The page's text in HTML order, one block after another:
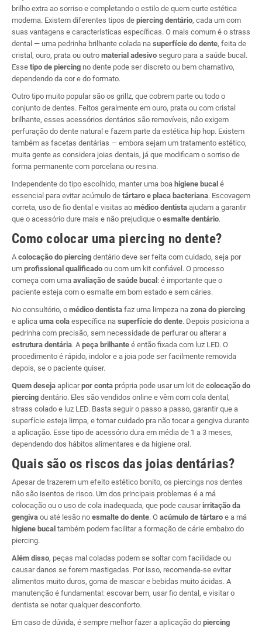
brilho extra ao sorriso e completando o estilo de quem curte estética
moderna. Existem diferentes tipos de piercing dentário, cada um com
suas vantagens e características específicas. O mais comum é o strass
dental — uma pedrinha brilhante colada na superfície do dente, feita de
cristal, ouro, prata ou outro material adesivo seguro para a saúde bucal.
Esse tipo de piercing no dente pode ser discreto ou bem chamativo,
dependendo da cor e do formato.
Outro tipo muito popular são os grillz, que cobrem parte ou todo o
conjunto de dentes. Feitos geralmente em ouro, prata ou com cristal
brilhante, esses acessórios dentários são removíveis, não exigem
perfuração do dente natural e fazem parte da estética hip hop. Existem
também as facetas dentárias — embora sejam um tratamento estético,
muita gente as considera joias dentais, já que modificam o sorriso de
forma permanente com porcelana ou resina.
Independente do tipo escolhido, manter uma boa higiene bucal é
essencial para evitar acúmulo de tártaro e placa bacteriana. Escovagem
correta, uso de fio dental e visitas ao médico dentista ajudam a garantir
que o acessório dure mais e não prejudique o esmalte dentário.
Como colocar uma piercing no dente?
A colocação do piercing dentário deve ser feita com cuidado, seja por
um profissional qualificado ou com um kit confiável. O processo
começa com uma avaliação de saúde bucal : é importante que o
paciente esteja com o esmalte em bom estado e sem cáries.
No consultório, o médico dentista faz uma limpeza na zona do piercing
e aplica uma cola específica na superfície do dente. Depois posiciona a
pedrinha com precisão, sem necessidade de perfurar ou alterar a
estrutura dentária. A peça brilhante é então fixada com luz LED. O
procedimento é rápido, indolor e a joia pode ser facilmente removida
depois, se o paciente quiser.
Quem deseja aplicarpor conta própria pode usar um kit de colocação do
piercing dentário. Eles são vendidos online e vêm com cola dental,
strass colado e luz LED. Basta seguir o passo a passo, garantir que a
superfície esteja limpa, e tomar cuidado pra não tocar a gengiva durante
a aplicação. Esse tipo de acessório dura em média de 1 a 3 meses,
dependendo dos hábitos alimentares e da higiene oral.
Quais são os riscos das joias dentárias?
Apesar de trazerem um efeito estético bonito, os piercings nos dentes
não são isentos de risco. Um dos principais problemas é a má
colocação ou o uso de cola inadequada, que pode causarirritação da
gengiva ou até lesão no esmalte do dente. O acúmulo de tártaro e a má
higiene bucal também podem facilitar a formação de cárie embaixo do
piercing.
Além disso, peças mal coladas podem se soltar com facilidade ou
causar danos se forem mastigadas. Por isso, recomenda-se evitar
alimentos muito duros, goma de mascar e bebidas muito ácidas. A
manutenção é fundamental: escovar bem, usar fio dental, e visitar o
dentista se notar qualquer desconforto.
Em caso de dúvida, é sempre melhor fazer a aplicação do piercing